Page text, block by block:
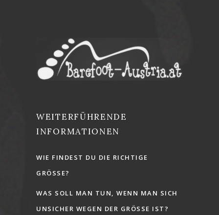
WEITERFÜHRENDE
INFORMATIONEN
WIE FINDEST DU DIE RICHTIGE
GRÖSSE?
WAS SOLL MAN TUN, WENN MAN SICH
UNSICHER WEGEN DER GRÖSSE IST?